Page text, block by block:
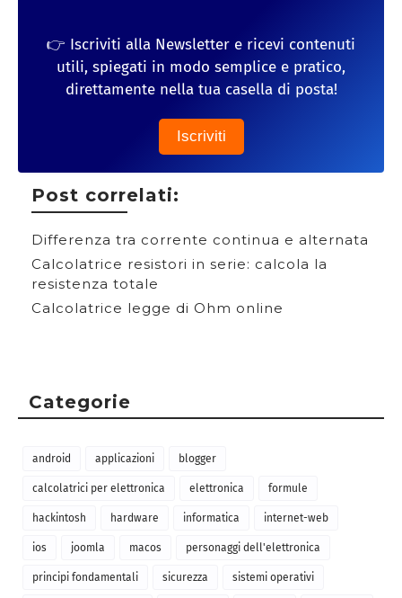
👉 Iscriviti alla Newsletter e ricevi contenuti
utili, spiegati in modo semplice e pratico,
direttamente nella tua casella di posta!
Iscriviti
Post correlati:
Differenza tra corrente continua e alternata
Calcolatrice resistori in serie: calcola la
resistenza totale
Calcolatrice legge di Ohm online
Categorie
android applicazioni blogger
calcolatrici per elettronica elettronica formule
hackintosh hardware informatica internet-web
ios joomla macos personaggi dell'elettronica
principi fondamentali sicurezza sistemi operativi